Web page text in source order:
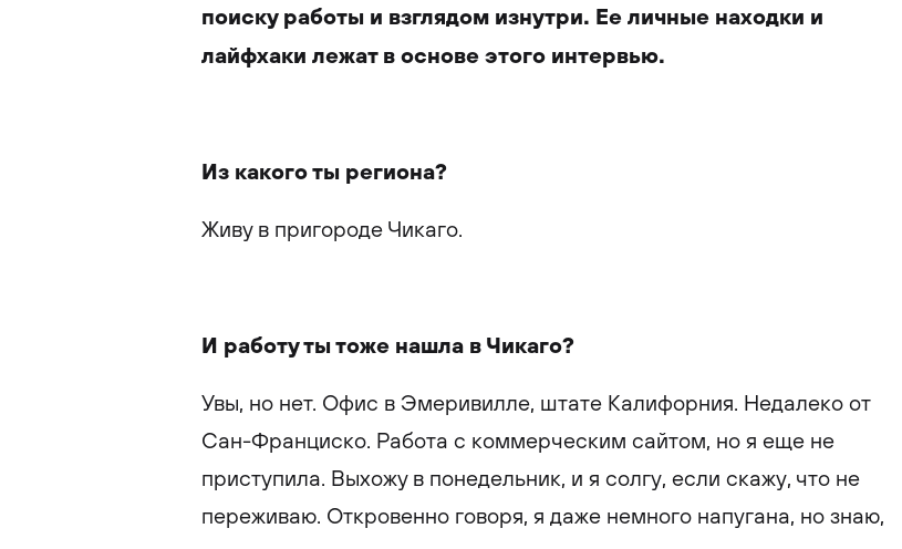
поиску работы и взглядом изнутри. Ее личные находки и
лайфхаки лежат в основе этого интервью.
Из какого ты региона?
Живу в пригороде Чикаго.
И работу ты тоже нашла в Чикаго?
Увы, но нет. Офис в Эмеривилле, штате Калифорния. Недалеко от
Сан-Франциско. Работа с коммерческим сайтом, но я еще не
приступила. Выхожу в понедельник, и я солгу, если скажу, что не
переживаю. Откровенно говоря, я даже немного напугана, но знаю,